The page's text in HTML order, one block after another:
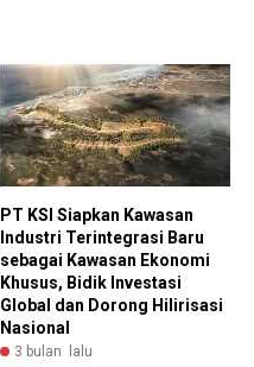
PT KSI Siapkan Kawasan
Industri Terintegrasi Baru
sebagai Kawasan Ekonomi
Khusus, Bidik Investasi
Global dan Dorong Hilirisasi
Nasional
3 bulan lalu